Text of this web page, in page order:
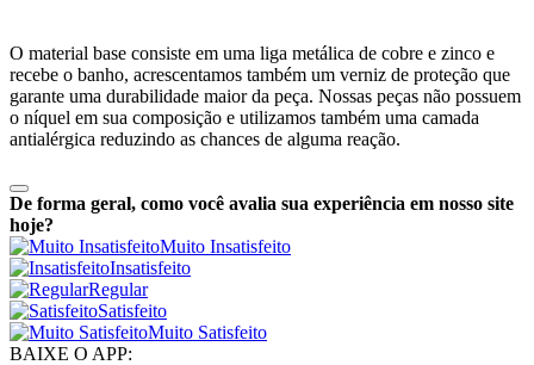
O material base consiste em uma liga metálica de cobre e zinco e
recebe o banho, acrescentamos também um verniz de proteção que
garante uma durabilidade maior da peça. Nossas peças não possuem
o níquel em sua composição e utilizamos também uma camada
antialérgica reduzindo as chances de alguma reação.
De forma geral, como você avalia sua experiência em nosso site
hoje?
Muito Insatisfeito
Insatisfeito
Regular
Satisfeito
Muito Satisfeito
BAIXE O APP: